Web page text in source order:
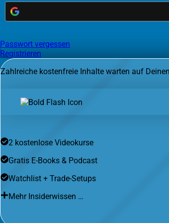
Passwort vergessen
Registrieren
Zahlreiche kostenfreie Inhalte warten auf
2 kostenlose Videokurse
Gratis E-Books & Podcast
Watchlist + Trade-Setups
Mehr Insiderwissen …